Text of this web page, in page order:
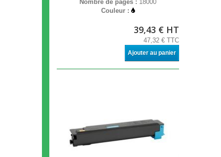
Nombre de pages : 18000
Couleur :
39,43 € HT
47,32 € TTC
Ajouter au panier